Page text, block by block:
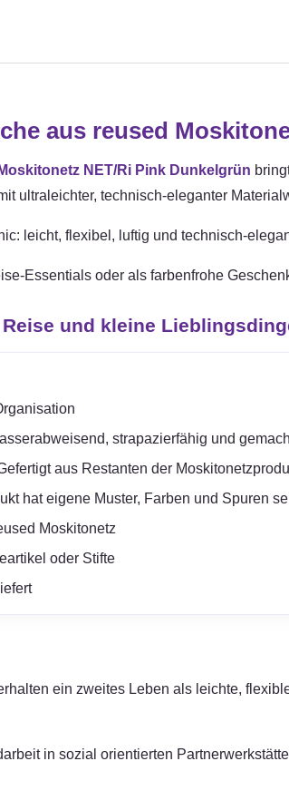
aus reused
NET/Ri Pink Dunkelgrün
ultraleichter, technisch-eleganter
leicht, flexibel, luftig und technisch-
Essentials oder als farbenfrohe
und kleine
strapazierfähig und
aus Restanten der
hat eigene Muster, Farben und Spuren
Moskitonetz
oder Stifte
ein zweites Leben als leichte,
in sozial orientierten